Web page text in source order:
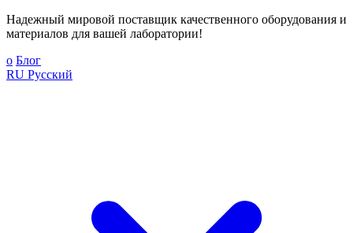
Надежный мировой поставщик качественного оборудования и
материалов для вашей лаборатории!
о Блог
RU Русский